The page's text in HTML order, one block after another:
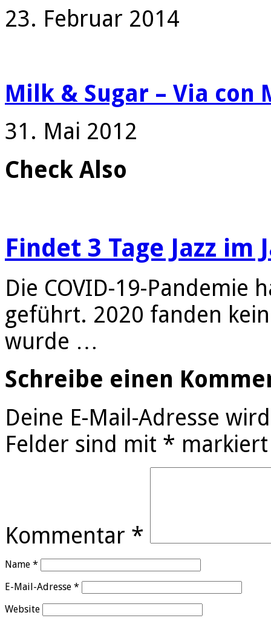
23. Februar 2014
Milk & Sugar – Via
31. Mai 2012
Check Also
Findet 3 Tage Jazz im
Die COVID-19-Pandemie
geführt. 2020 fanden
wurde …
Schreibe einen
Deine E-Mail-Adresse
Felder sind mit * markiert
Kommentar *
Name *
E-Mail-Adresse *
Website